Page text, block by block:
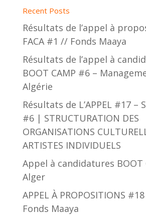
Recent Posts
Résultats de l’appel à
FACA #1 // Fonds Maaya
Résultats de l’appel à
BOOT CAMP #6 –
Algérie
Résultats de L’APPEL #17 –
#6 | STRUCTURATION DES
ORGANISATIONS
ARTISTES INDIVIDUELS
Appel à candidatures BOOT
Alger
APPEL À PROPOSITIONS
Fonds Maaya